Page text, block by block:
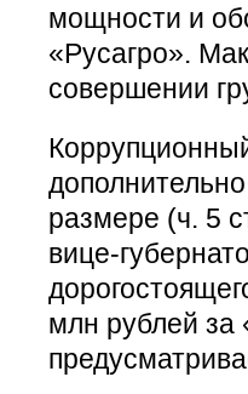
мощности и
«Русагро».
совершении
размере (ч. 5
вице-
млн рублей за